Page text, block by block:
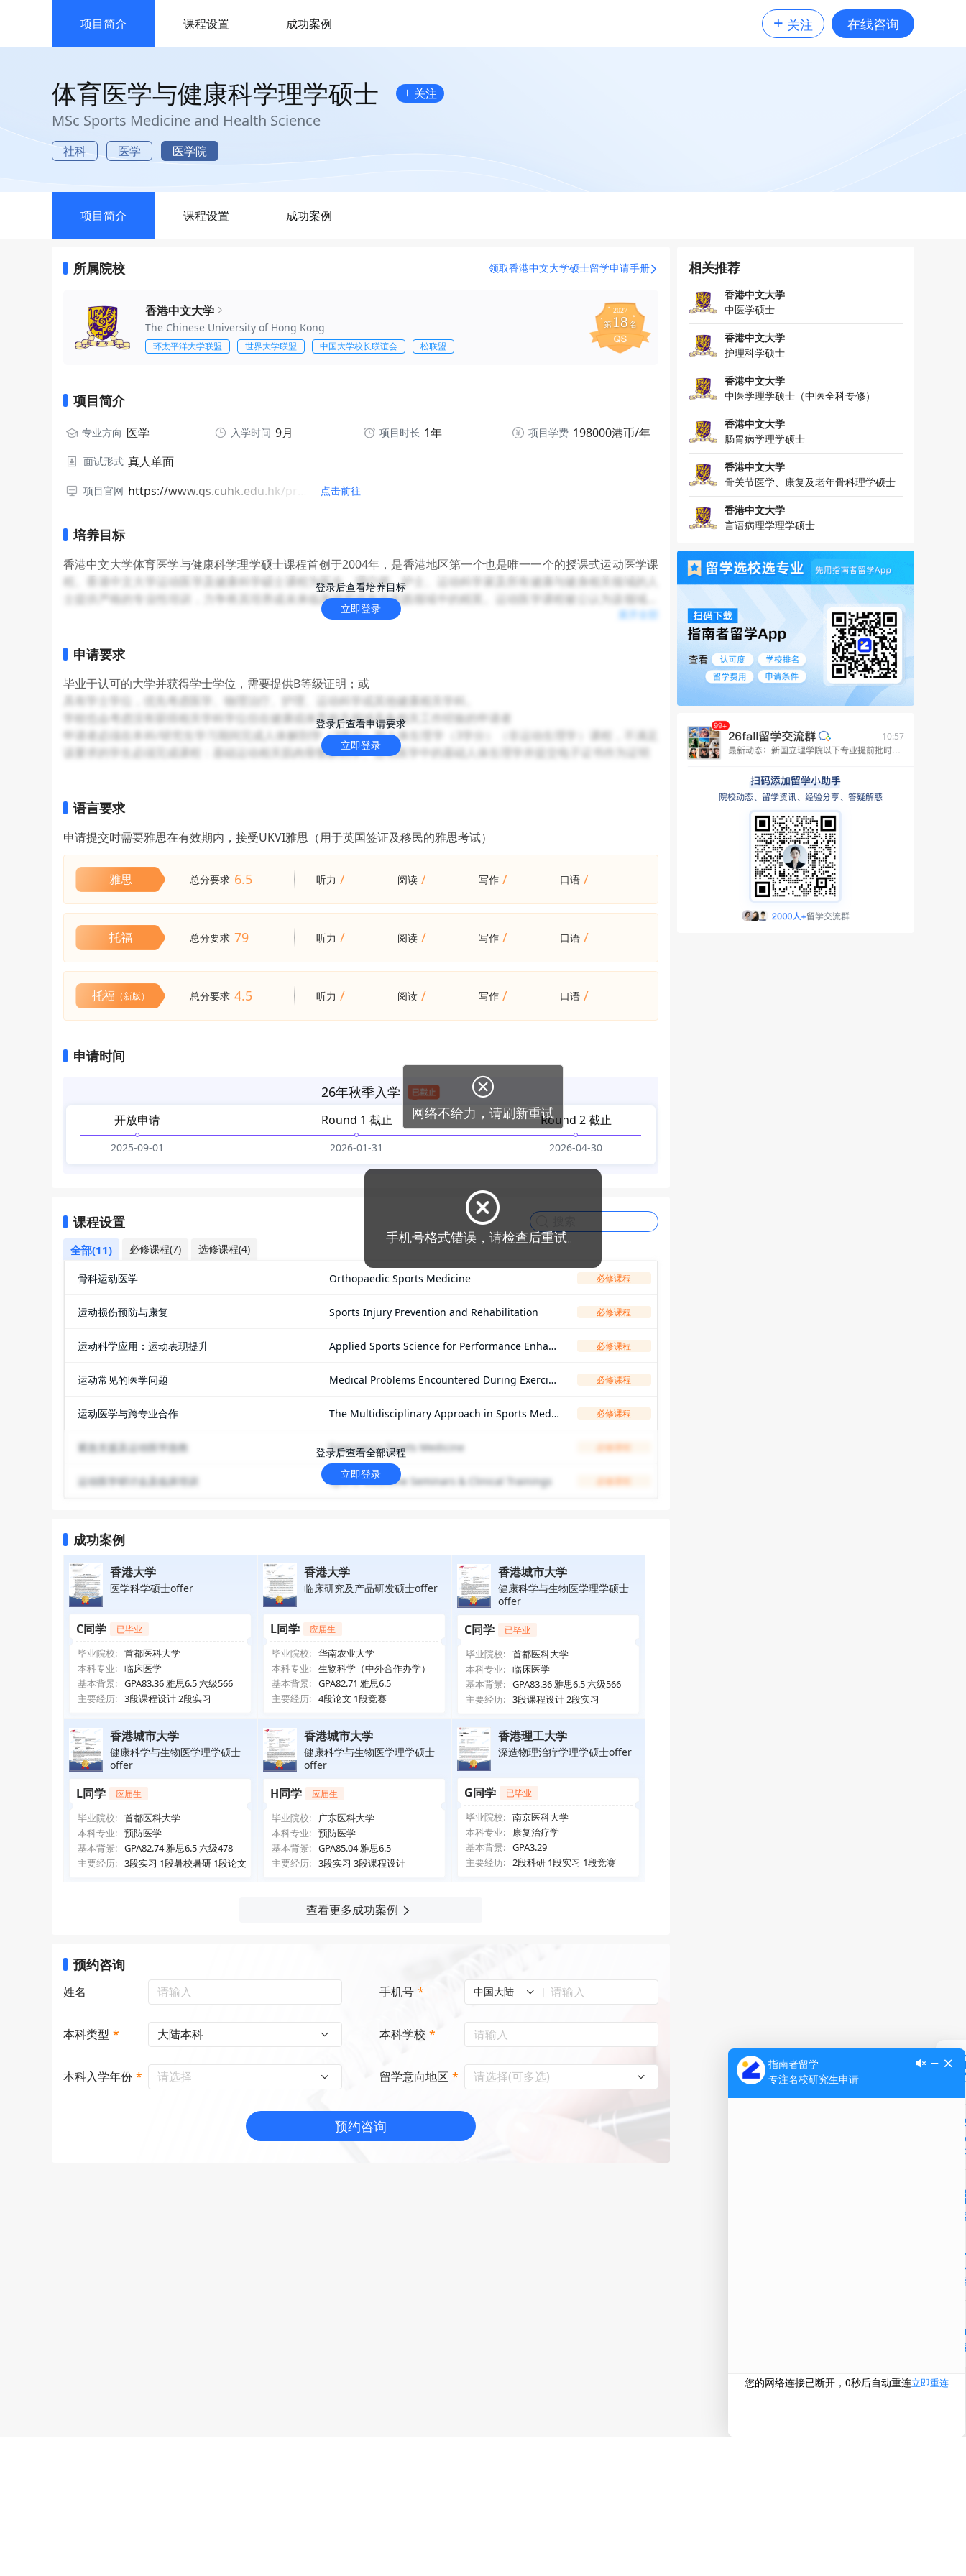
项目简介 课程设置 成功案例 + 关注 在线咨询
体育医学与健康科学理学硕士 + 关注
MSc Sports Medicine and Health Science
社科 医学 医学院
项目简介 课程设置 成功案例
所属院校 领取香港中文大学硕士留学申请手册
香港中文大学
The Chinese University of Hong Kong
环太平洋大学联盟 世界大学联盟 中国大学校长联谊会 松联盟
2027
第 18名
项目简介
专业方向 医学 入学时间 9月 项目时长 1年 项目学费 198000港币/年
面试形式 真人单面
项目官网 点击前往
登录后查看培养目标
立即登录
培养目标
香港中文大学体育医学与健康科学理学硕士课程首创于2004年，是香港地区第一个也是唯一一个的授课式运动医学课
程。香港中文大学运动医学及健康科学硕士课程为医生、理疗师、护士、运动科学家及所有健康与健身相关领域的人
士提供严格的专业性培训，力争将其培养成未来临床研究或专业实践领域中的精英。运动医学课程被公认为该领域的
领航者。香港中文大学体育医学与健康科学理学硕士旨在为学生提供运动医学及健康科学方面的最前沿的知识和最新
能，提高专业能力。运动医学课程向学生介绍运动损伤管理领域最先进的诊断评估工具和治疗方式。例如，学生将对
生对危害健康行为和运动风险因素评估的能力，从而能够激励运动员/运动爱好者等改变不良健康习惯，养成健康的生
活方式；为不同健康学科的专业人士提供一个在经验分享的平台，促进跨学科合作；并给学生提供向海外专家学习并
交流知识的机会。
展开全部
登录后查看申请要求
立即登录
申请要求
毕业于认可的大学并获得学士学位，需要提供B等级证明；或
具有学士学位，优先考虑医学、物理治疗、护理、运动科学或其他健康相关学科。
学校也会考虑没有获得相关学科学位但在健康或体育相关领域具备相关工作经验的申请者
申请者必须在本科/研究生学习期间完成人体解剖学（3学分）和人体生理学（3学分）（非运动生理学）课程，不满足
该要求的学生必须完成课程：基础运动相关肌肉骨骼解剖学、运动医学中的基础人体生理学并提交电子证书作为证明
语言要求
申请提交时需要雅思在有效期内，接受UKVI雅思（用于英国签证及移民的雅思考试）
雅思 总分要求 6.5 听力 / 阅读 / 写作 / 口语 /
托福 总分要求 79 听力 / 阅读 / 写作 / 口语 /
托福（新版） 总分要求 4.5 听力 / 阅读 / 写作 / 口语 /
申请时间
26年秋季入学
开放申请
2025-09-01
Round 1 截止
2026-01-31
Round 2 截止
2026-04-30
课程设置
全部(11) 必修课程(7) 选修课程(4)
骨科运动医学 Orthopaedic Sports Medicine 必修课程
运动损伤预防与康复 Sports Injury Prevention and Rehabilitation 必修课程
运动科学应用：运动表现提升 Applied Sports Science for Performance Enhan
cement
必修课程
运动常见的医学问题 Medical Problems Encountered During Exercise
& Sports Participation
必修课程
运动医学与跨专业合作 The Multidisciplinary Approach in Sports Medic
ine
必修课程
紧急支援及运动医学急救 Emergency Sports Medicine 必修课程
运动医学研讨会及临床培训 Sports Medicine Seminars & Clinical Trainings 必修课程
登录后查看全部课程
立即登录
成功案例
香港大学
医学科学硕士offer
C同学 已毕业
毕业院校: 首都医科大学
本科专业: 临床医学
基本背景:
GPA83.36 雅思6.5 六级566
主要经历: 3段课程设计 2段实习
香港大学
临床研究及产品研发硕士offer
L同学 应届生
毕业院校: 华南农业大学
本科专业: 生物科学（中外合作办学）
基本背景: GPA82.71 雅思6.5
主要经历: 4段论文 1段竞赛
香港城市大学
健康科学与生物医学理学硕士
offer
C同学 已毕业
毕业院校: 首都医科大学
本科专业: 临床医学
基本背景:
GPA83.36 雅思6.5 六级566
主要经历: 3段课程设计 2段实习
香港城市大学
健康科学与生物医学理学硕士
offer
L同学 应届生
毕业院校: 首都医科大学
本科专业: 预防医学
基本背景:
GPA82.74 雅思6.5 六级478
主要经历: 3段实习 1段暑校暑研 1段论文
香港城市大学
健康科学与生物医学理学硕士
offer
H同学 应届生
毕业院校:
广东医科大学
本科专业: 预防医学
基本背景: GPA85.04 雅思6.5
主要经历: 3段实习 3段课程设计
香港理工大学
深造物理治疗学理学硕士offer
G同学 已毕业
毕业院校: 南京医科大学
本科专业:
康复治疗学
基本背景: GPA3.29
主要经历: 2段科研 1段实习 1段竞赛
查看更多成功案例
预约咨询
姓名 手机号 * 中国大陆
本科类型 * 大陆本科 本科学校 *
本科入学年份 * 请选择 留学意向地区 * 请选择(可多选)
预约咨询
相关推荐
香港中文大学
中医学硕士
香港中文大学
护理科学硕士
香港中文大学
中医学理学硕士（中医全科专修）
香港中文大学
肠胃病学理学硕士
香港中文大学
骨关节医学、康复及老年骨科理学硕士
香港中文大学
言语病理学理学硕士
10:57
公
微
在
电